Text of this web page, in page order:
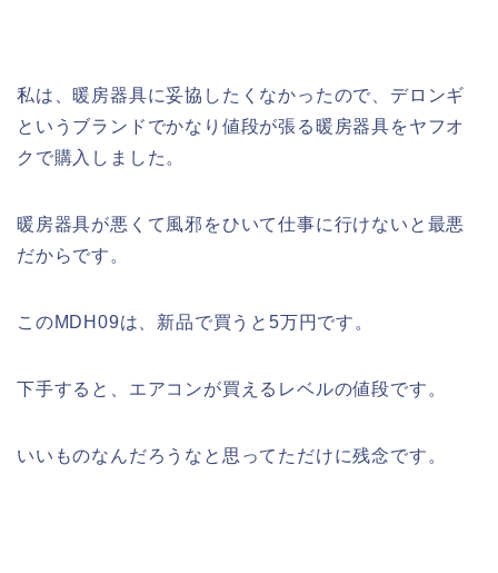
私は、暖房器具に妥協したくなかったので、デロンギ
というブランドでかなり値段が張る暖房器具をヤフオ
クで購入しました。
暖房器具が悪くて風邪をひいて仕事に行けないと最悪
だからです。
このMDH09は、新品で買うと5万円です。
下手すると、エアコンが買えるレベルの値段です。
いいものなんだろうなと思ってただけに残念です。